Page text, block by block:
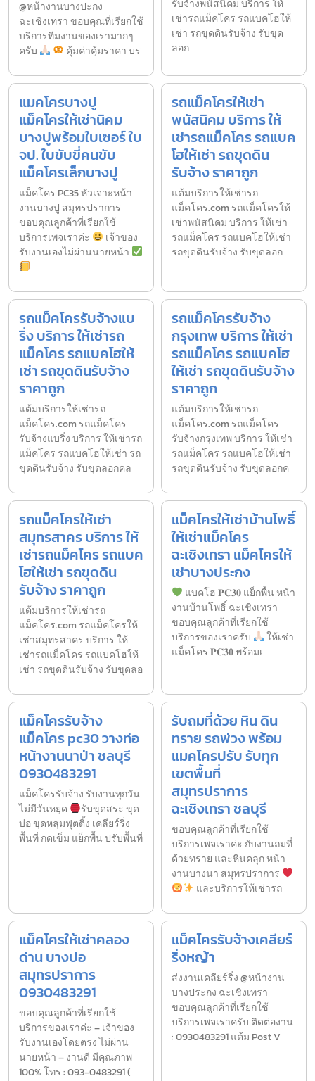
@หน้างานบางปะกง
ฉะเชิงเทรา ขอบคุณที่เรียกใช้
บริการทีมงานของเรามากๆ
ครับ
คุ้มค่าคุ้มราคา บร
รับจ้างพนัสนิคม บริการ ให้
เช่ารถแม็คโคร รถแบคโฮให้
เช่า รถขุดดินรับจ้าง รับขุด
ลอก
แมคโครบางปู
แม็คโครให้เช่านิคม
บางปูพร้อมใบเซอร์ ใบ
จป. ใบขับขี่คนขับ
แม็คโครเล็กบางปู
แม็คโคร PC35 หัวเจาะหน้า
งานบางปู สมุทรปราการ
ขอบคุณลูกค้าที่เรียกใช้
บริการเพจเราค่ะ
เจ้าของ
รับงานเองไม่ผ่านนายหน้า
รถแม็คโครให้เช่า
พนัสนิคม บริการ ให้
เช่ารถแม็คโคร รถแบค
โฮให้เช่า รถขุดดิน
รับจ้าง ราคาถูก
แต้มบริการให้เช่ารถ
แม็คโคร.com รถแม็คโครให้
เช่าพนัสนิคม บริการ ให้เช่า
รถแม็คโคร รถแบคโฮให้เช่า
รถขุดดินรับจ้าง รับขุดลอก
รถแม็คโครรับจ้างแบ
ริ่ง บริการ ให้เช่ารถ
แม็คโคร รถแบคโฮให้
เช่า รถขุดดินรับจ้าง
ราคาถูก
แต้มบริการให้เช่ารถ
แม็คโคร.com รถแม็คโคร
รับจ้างแบริ่ง บริการ ให้เช่ารถ
แม็คโคร รถแบคโฮให้เช่า รถ
ขุดดินรับจ้าง รับขุดลอกคล
รถแม็คโครรับจ้าง
กรุงเทพ บริการ ให้เช่า
รถแม็คโคร รถแบคโฮ
ให้เช่า รถขุดดินรับจ้าง
ราคาถูก
แต้มบริการให้เช่ารถ
แม็คโคร.com รถแม็คโคร
รับจ้างกรุงเทพ บริการ ให้เช่า
รถแม็คโคร รถแบคโฮให้เช่า
รถขุดดินรับจ้าง รับขุดลอกค
รถแม็คโครให้เช่า
สมุทรสาคร บริการ ให้
เช่ารถแม็คโคร รถแบค
โฮให้เช่า รถขุดดิน
รับจ้าง ราคาถูก
แต้มบริการให้เช่ารถ
แม็คโคร.com รถแม็คโครให้
เช่าสมุทรสาคร บริการ ให้
เช่ารถแม็คโคร รถแบคโฮให้
เช่า รถขุดดินรับจ้าง รับขุดลอ
แม็คโครให้เช่าบ้านโพธิ์
ให้เช่าแม็คโคร
ฉะเชิงเทรา แม็คโครให้
เช่าบางประกง
แบคโฮ 𝐏𝐂𝟑𝟎 แย็กพื้น หน้า
งานบ้านโพธิ์ ฉะเชิงเทรา
ขอบคุณลูกค้าที่เรียกใช้
บริการของเราครับ
ให้เช่า
แม็คโคร 𝐏𝐂𝟑𝟎 พร้อมเ
แม็คโครรับจ้าง
แม็คโคร pc30 วางท่อ
หน้างานนาป่า ชลบุรี
0930483291
แม็คโครรับจ้าง รับงานทุกวัน
ไม่มีวันหยุด
รับขุดสระ ขุด
บ่อ ขุดหลุมฟุตติ้ง เคลียร์ริ่ง
พื้นที่ กดเข็ม แย็กพื้น ปรับพื้นที่
รับถมที่ด้วย หิน ดิน
ทราย รถพ่วง พร้อม
แมคโครปรับ รับทุก
เขตพื้นที่
สมุทรปราการ
ฉะเชิงเทรา ชลบุรี
ขอบคุณลูกค้าที่เรียกใช้
บริการเพจเราค่ะ กับงานถมที่
ด้วยทราย และหินคลุก หน้า
งานบางนา สมุทรปราการ
และบริการให้เช่ารถ
แม็คโครให้เช่าคลอง
ด่าน บางบ่อ
สมุทรปราการ
0930483291
ขอบคุณลูกค้าที่เรียกใช้
บริการของเราค่ะ – เจ้าของ
รับงานเองโดยตรง ไม่ผ่าน
นายหน้า – งานดี มีคุณภาพ
100% โทร : 093-0483291 (
แม็คโครรับจ้างเคลียร์
ริ่งหญ้า
ส่งงานเคลียร์ริ่ง @หน้างาน
บางประกง ฉะเชิงเทรา
ขอบคุณลูกค้าที่เรียกใช้
บริการเพจเราครับ ติดต่องาน
: 0930483291 แต้ม Post V